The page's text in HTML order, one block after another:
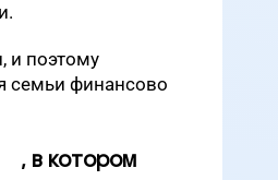
и поэтому
семьи финансово
, в котором